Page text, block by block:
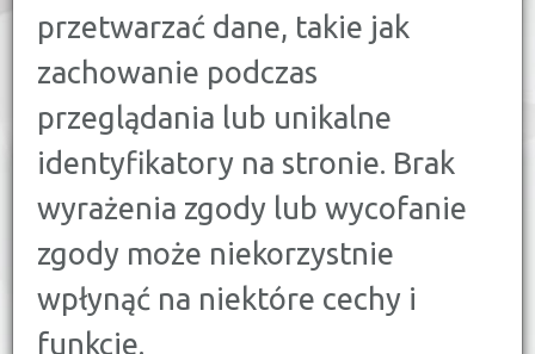
przetwarzać dane, takie jak
zachowanie podczas
przeglądania lub unikalne
identyfikatory na stronie. Brak
wyrażenia zgody lub wycofanie
zgody może niekorzystnie
wpłynąć na niektóre cechy i
funkcje.
SZYBKA POŻYCZKA
KREDYT KONSOLIDACYJNY
PORÓWNAJ KREDYT FIRMOWY
KWOTA KREDYTU: [ZŁ]